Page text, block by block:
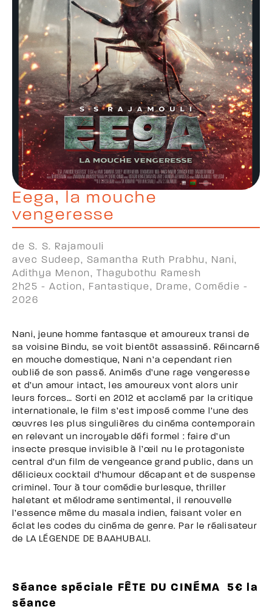
Eega, la mouche
vengeresse
de S. S. Rajamouli
avec Sudeep, Samantha Ruth Prabhu, Nani,
Adithya Menon, Thagubothu Ramesh
2h25 - Action, Fantastique, Drame, Comédie -
2026
Nani, jeune homme fantasque et amoureux transi de
sa voisine Bindu, se voit bientôt assassiné. Réincarné
en mouche domestique, Nani n’a cependant rien
oublié de son passé. Animés d’une rage vengeresse
et d’un amour intact, les amoureux vont alors unir
leurs forces… Sorti en 2012 et acclamé par la critique
internationale, le film s’est imposé comme l’une des
œuvres les plus singulières du cinéma contemporain
en relevant un incroyable défi formel : faire d’un
insecte presque invisible à l’œil nu le protagoniste
central d’un film de vengeance grand public, dans un
délicieux cocktail d’humour décapant et de suspense
criminel. Tour à tour comédie burlesque, thriller
haletant et mélodrame sentimental, il renouvelle
l’essence même du masala indien, faisant voler en
éclat les codes du cinéma de genre. Par le réalisateur
de LA LÉGENDE DE BAAHUBALI.
Séance spéciale FÊTE DU CINÉMA 5€ la
séance